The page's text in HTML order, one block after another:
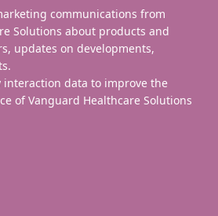
communications from
Solutions about products and
updates on developments,
interaction data to improve the
of Vanguard Healthcare Solutions